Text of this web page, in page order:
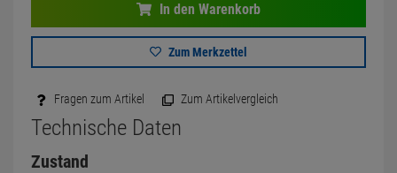
In den Warenkorb
Zum Merkzettel
Fragen zum Artikel Zum Artikelvergleich
Technische Daten
Zustand